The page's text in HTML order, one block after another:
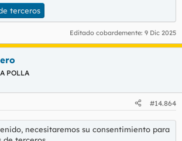
terceros
Editado cobardemente: 9 Dic 2025
POLLA
#14.864
necesitaremos su consentimiento para